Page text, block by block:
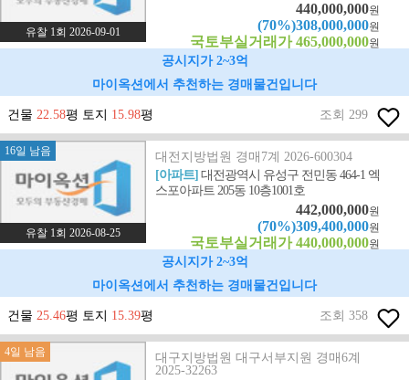
유찰 1회 2026-09-01
440,000,000원
(70%)308,000,000원
국토부실거래가 465,000,000원
공시지가 2~3억
마이옥션에서 추천하는 경매물건입니다
건물 22.58평 토지 15.98평 조회 299
16일 남음
유찰 1회 2026-08-25
대전지방법원 경매7계 2026-600304
[아파트]대전광역시 유성구 전민동 464-1 엑
스포아파트 205동 10층1001호
442,000,000원
(70%)309,400,000원
국토부실거래가 440,000,000원
공시지가 2~3억
마이옥션에서 추천하는 경매물건입니다
건물 25.46평 토지 15.39평 조회 358
4일 남음
대구지방법원 대구서부지원 경매6계
2025-32263